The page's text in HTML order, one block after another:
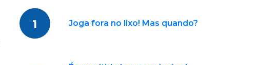
1 Joga fora no lixo! Mas quando?